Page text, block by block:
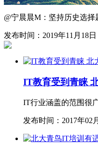
@宁晨晨M：坚持历史选
发布时间：2019年11月18日
IT教育受到青睐
IT行业涵盖的范围很
发布时间：2017年02